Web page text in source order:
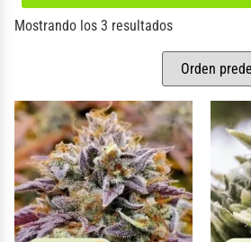
Mostrando los 3 resultados